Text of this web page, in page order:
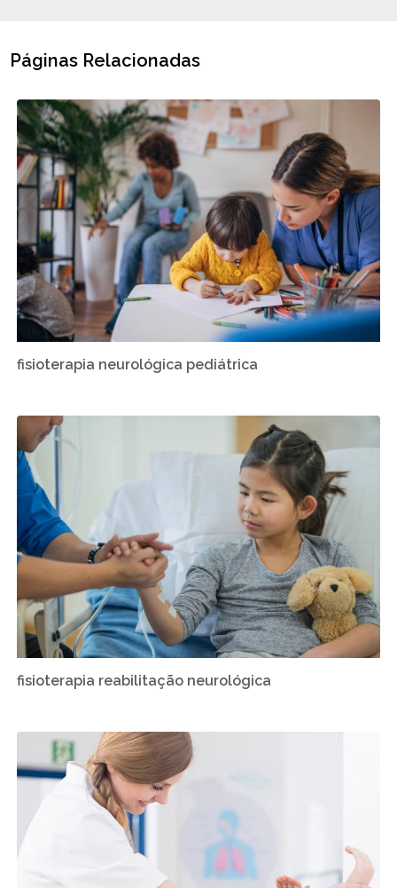
Páginas Relacionadas
fisioterapia neurológica pediátrica
fisioterapia reabilitação neurológica